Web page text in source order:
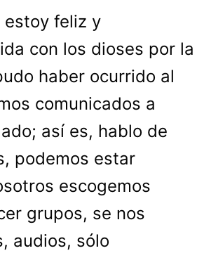
estoy feliz y
con los dioses por la
haber ocurrido al
comunicados a
así es, hablo de
podemos estar
escogemos
grupos, se nos
audios, sólo